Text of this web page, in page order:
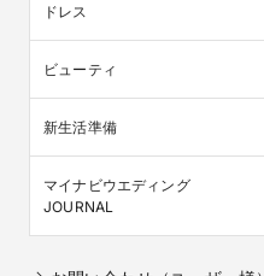
ドレス
ビューティ
新生活準備
マイナビウエディング
JOURNAL